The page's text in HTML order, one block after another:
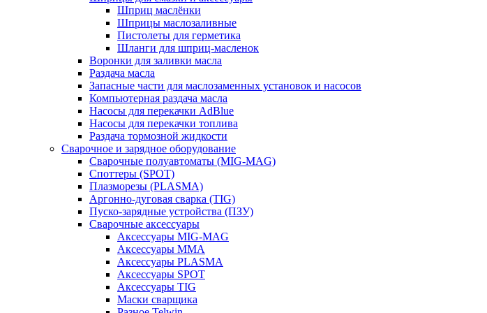
Шприц маслёнки
Шприцы маслозаливные
Пистолеты для герметика
Шланги для шприц-масленок
Воронки для заливки масла
Раздача масла
Запасные части для маслозаменных установок и насосов
Компьютерная раздача масла
Насосы для перекачки AdBlue
Насосы для перекачки топлива
Раздача тормозной жидкости
Сварочное и зарядное оборудование
Сварочные полуавтоматы (MIG-MAG)
Споттеры (SPOT)
Плазморезы (PLASMA)
Аргонно-дуговая сварка (TIG)
Пуско-зарядные устройства (ПЗУ)
Сварочные аксессуары
Аксессуары MIG-MAG
Аксессуары MMA
Аксессуары PLASMA
Аксессуары SPOT
Аксессуары TIG
Маски сварщика